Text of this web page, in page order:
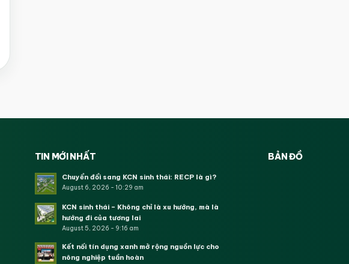
TIN MỚI NHẤT
Chuyển đổi sang KCN sinh thái: RECP là gì?
August 6, 2026 - 10:29 am
KCN sinh thái – Không chỉ là xu hướng, mà là
hướng đi của tương lai
August 5, 2026 - 9:16 am
Kết nối tín dụng xanh mở rộng nguồn lực cho
nông nghiệp tuần hoàn
BẢN ĐỒ